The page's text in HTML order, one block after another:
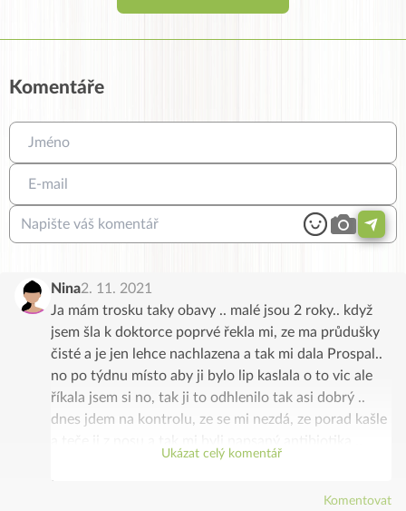
Komentáře
Nina2. 11. 2021
Ja mám trosku taky obavy .. malé jsou 2 roky.. když
jsem šla k doktorce poprvé řekla mi, ze ma průdušky
čisté a je jen lehce nachlazena a tak mi dala Prospal..
no po týdnu místo aby ji bylo lip kaslala o to vic ale
říkala jsem si no, tak ji to odhlenilo tak asi dobrý ..
dnes jdem na kontrolu, ze se mi nezdá, ze porad kašle
Škoda ze to čtu až teď no .. o tom crp.. říkala ze to ma
trosku na pruduskach.. jen mám strach nebi ja jsem
přišla vždy k doktorce a mě se nikdo pomalu ani
Ukázat celý komentář
Komentovat